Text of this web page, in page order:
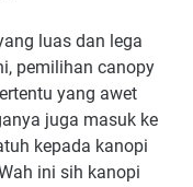
luas dan lega
pemilihan canopy
yang awet
juga masuk ke
kepada kanopi
ini sih kanopi